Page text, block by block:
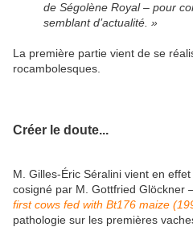
de Ségolène Royal – pour
semblant d’actualité. »
La première partie vient de se
rocambolesques.
Créer le doute...
M. Gilles-Éric Séralini vient en
cosigné par M. Gottfried Glöckner
first cows fed with Bt176 maize
pathologie sur les premières